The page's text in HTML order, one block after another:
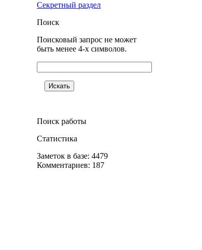
Секретный раздел
Поиск
Поисковый запрос не может
быть менее 4-х символов.
Поиск работы
Статистика
Заметок в базе: 4479
Комментариев: 187